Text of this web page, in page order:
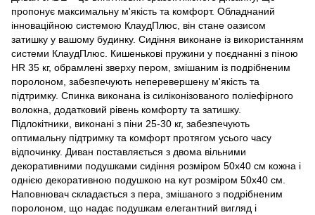
пропонує максимальну м'якість та комфорт. Обладнаний
інноваційною системою КлаудПлюс, він стане оазисом
затишку у вашому будинку. Сидіння виконане із використанням
системи КлаудПлюс. Кишенькові пружини у поєднанні з піною
HR 35 кг, обрамлені зверху пером, змішаним із подрібненим
поролоном, забезпечують неперевершену м'якість та
підтримку. Спинка виконана із силіконізованого поліефірного
волокна, додатковий рівень комфорту та затишку.
Підлокітники, виконані з піни 25-30 кг, забезпечують
оптимальну підтримку та комфорт протягом усього часу
відпочинку. Диван поставляється з двома вільними
декоративними подушками сидіння розміром 50х40 см кожна і
однією декоративною подушкою на кут розміром 50х40 см.
Наповнювач складається з пера, змішаного з подрібненим
поролоном, що надає подушкам елегантний вигляд і